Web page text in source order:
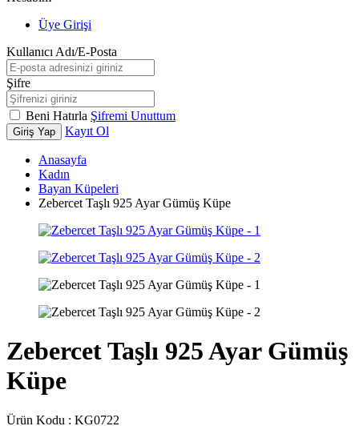
Üye Girişi
Kullanıcı Adı/E-Posta
Şifre
Beni Hatırla Şifremi Unuttum
Giriş Yap Kayıt Ol
Anasayfa
Kadın
Bayan Küpeleri
Zebercet Taşlı 925 Ayar Gümüş Küpe
Zebercet Taşlı 925 Ayar Gümüş
Küpe
Ürün Kodu : KG0722